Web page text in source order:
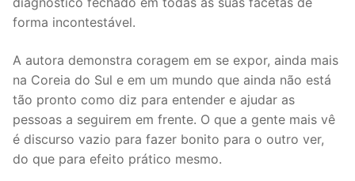
forma incontestável.
A autora demonstra coragem em se expor, ainda mais
na Coreia do Sul e em um mundo que ainda não está
tão pronto como diz para entender e ajudar as
pessoas a seguirem em frente. O que a gente mais vê
é discurso vazio para fazer bonito para o outro ver,
do que para efeito prático mesmo.